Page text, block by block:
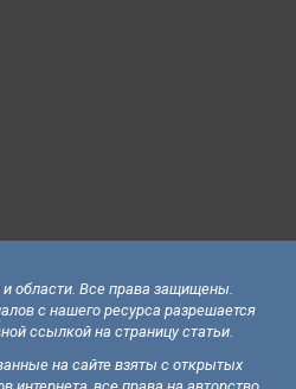
области. Все права защищены.
с нашего ресурса разрешается
ссылкой на страницу статьи.
на сайте взяты с открытых